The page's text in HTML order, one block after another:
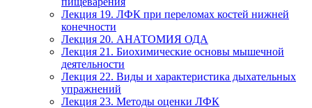
Лекция 19. ЛФК при переломах костей нижней
конечности
Лекция 20. АНАТОМИЯ ОДА
Лекция 21. Биохимические основы мышечной
деятельности
Лекция 22. Виды и характеристика дыхательных
упражнений
Лекция 23. Методы оценки ЛФК